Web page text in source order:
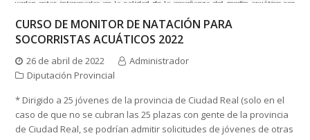
CURSO DE MONITOR DE NATACIÓN PARA
SOCORRISTAS ACUÁTICOS 2022
26 de abril de 2022
Administrador
Diputación Provincial
* Dirigido a 25 jóvenes de la provincia de Ciudad Real (solo en el
caso de que no se cubran las 25 plazas con gente de la provincia
de Ciudad Real, se podrían admitir solicitudes de jóvenes de otras